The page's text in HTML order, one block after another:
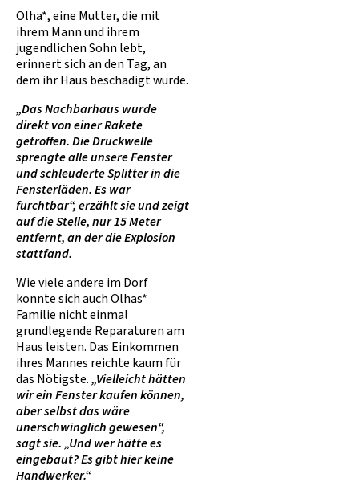
Olha*, eine Mutter, die mit
ihrem Mann und ihrem
jugendlichen Sohn lebt,
erinnert sich an den Tag, an
dem ihr Haus beschädigt wurde.
„Das Nachbarhaus wurde
direkt von einer Rakete
getroffen. Die Druckwelle
sprengte alle unsere Fenster
und schleuderte Splitter in die
Fensterläden. Es war
furchtbar“, erzählt sie und zeigt
auf die Stelle, nur 15 Meter
entfernt, an der die Explosion
stattfand.
Wie viele andere im Dorf
konnte sich auch Olhas*
Familie nicht einmal
grundlegende Reparaturen am
Haus leisten. Das Einkommen
ihres Mannes reichte kaum für
das Nötigste.„Vielleicht hätten
wir ein Fenster kaufen können,
aber selbst das wäre
unerschwinglich gewesen“,
sagt sie. „Und wer hätte es
eingebaut? Es gibt hier keine
Handwerker.“